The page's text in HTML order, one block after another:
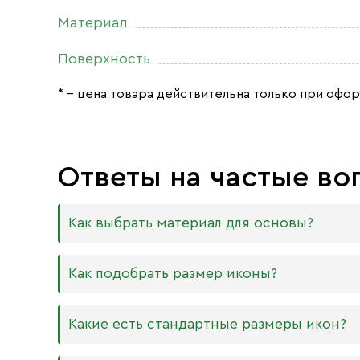
Материал
Поверхность
* – цена товара действительна только при
Ответы на частые
Как выбрать материал для основы?
Мы изготавливаем иконы на трёх разных видах
МДФ. Ламинированная древесно-
Как подобрать размер иконы?
Никаких строгих правил по тому, какого
Какие есть стандартные размеры икон?